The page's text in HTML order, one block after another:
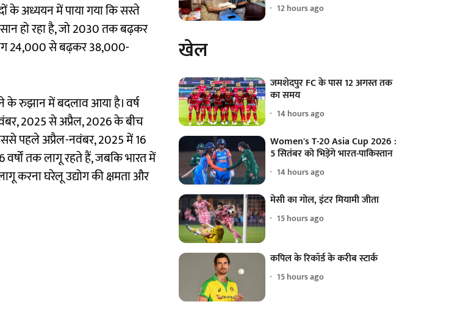
के अध्ययन में पाया गया कि सस्ते
हो रहा है, जो 2030 तक बढ़कर
24,000 से बढ़कर 38,000-
के रुझान में बदलाव आया है। वर्ष
2025 से अप्रैल, 2026 के बीच
पहले अप्रैल-नवंबर, 2025 में 16
वर्षों तक लागू रहते हैं, जबकि भारत में
करना घरेलू उद्योग की क्षमता और
12 hours ago
खेल
जमशेदपुर FC के पास 12 अगस्त तक
का समय
14 hours ago
Women's T-20 Asia Cup 2026 :
5 सितंबर को भिड़ेंगे भारत-पाकिस्तान
14 hours ago
मेसी का गोल, इंटर मियामी जीता
15 hours ago
कपिल के रिकॉर्ड के करीब स्टार्क
15 hours ago